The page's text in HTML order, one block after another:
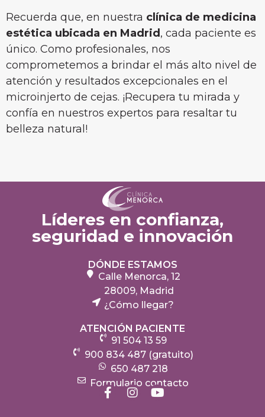
Recuerda que, en nuestra clínica de medicina
estética ubicada en Madrid , cada paciente es
único. Como profesionales, nos
comprometemos a brindar el más alto nivel de
atención y resultados excepcionales en el
microinjerto de cejas. ¡Recupera tu mirada y
confía en nuestros expertos para resaltar tu
belleza natural!
Líderes en confianza,
seguridad e innovación
DÓNDE ESTAMOS
Calle Menorca, 12
28009, Madrid
¿Cómo llegar?
ATENCIÓN PACIENTE
91 504 13 59
900 834 487 (gratuito)
650 487 218
Formulario contacto